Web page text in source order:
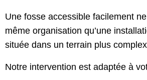
Une fosse accessible facilement
même organisation qu’une
située dans un terrain plus
Notre intervention est adaptée à